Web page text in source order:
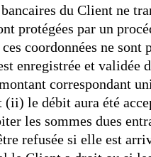
du Client ne
protégées par un
coordonnées ne sont
enregistrée et validée
correspondant
le débit aura été
les sommes dues
refusée si elle est